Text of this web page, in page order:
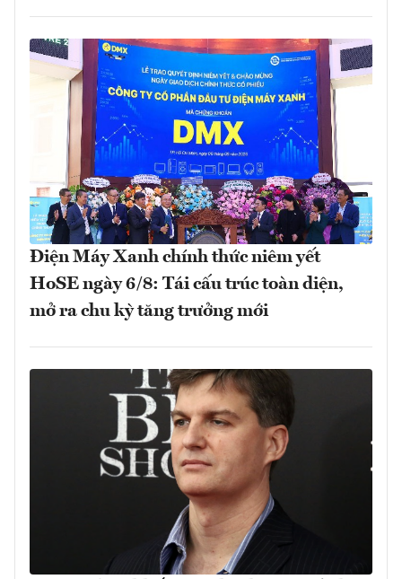
Điện Máy Xanh chính thức niêm yết
HoSE ngày 6/8: Tái cấu trúc toàn diện,
mở ra chu kỳ tăng trưởng mới